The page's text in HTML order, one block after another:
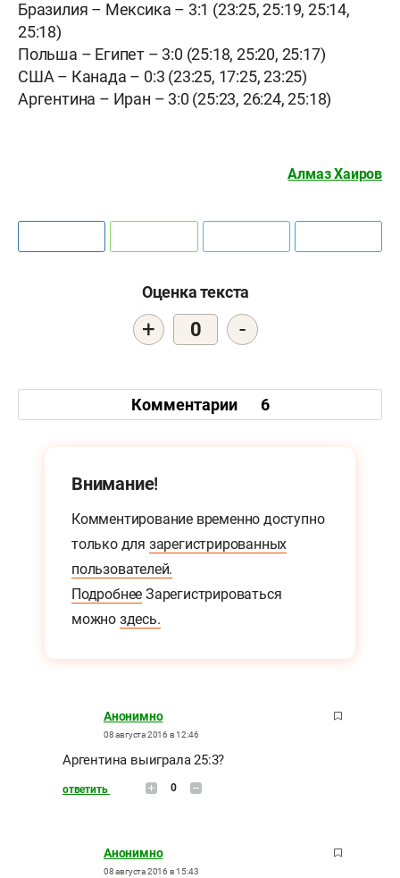
Бразилия – Мексика – 3:1 (23:25, 25:19, 25:14,
25:18)
Польша – Египет – 3:0 (25:18, 25:20, 25:17)
США – Канада – 0:3 (23:25, 17:25, 23:25)
Аргентина – Иран – 3:0 (25:23, 26:24, 25:18)
Алмаз Хаиров
Оценка текста
+ 0 -
Комментарии 6
Внимание!
Комментирование временно доступно
только для зарегистрированных
пользователей.
Подробнее Зарегистрироваться
можно здесь.
Анонимно
08 августа 2016 в 12:46
Аргентина выиграла 25:3?
ответить 0
Анонимно
08 августа 2016 в 15:43